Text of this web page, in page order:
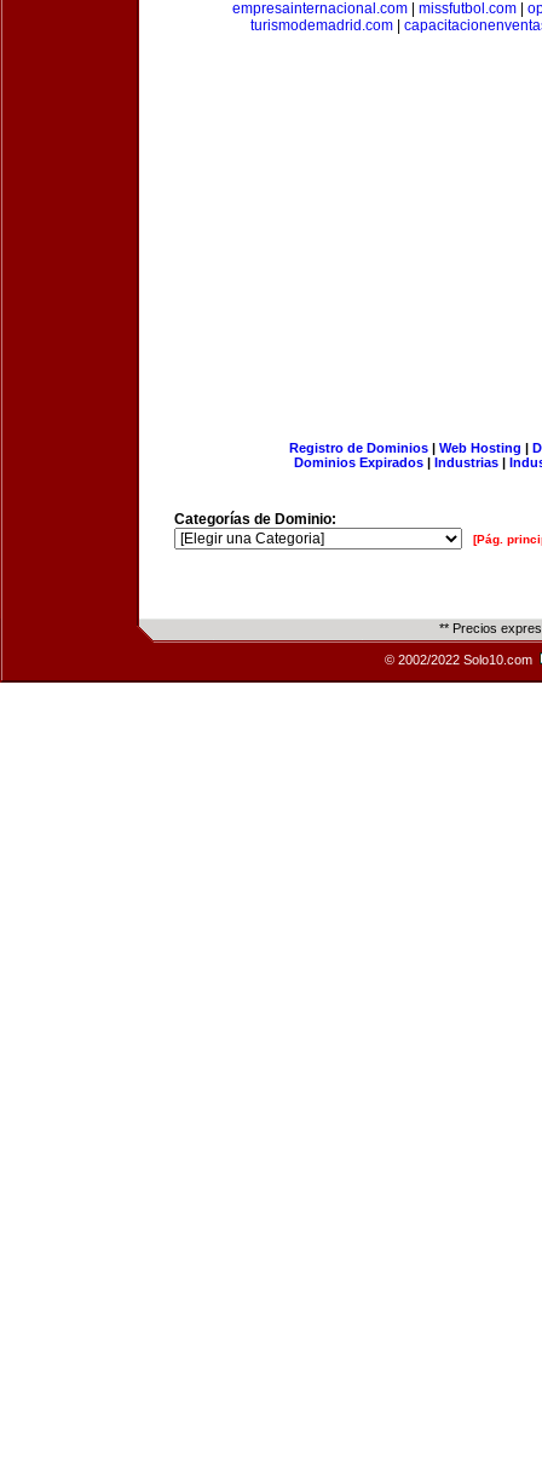
empresainternacional.com| missfutbol.com|
turismodemadrid.com|
Registro de Dominios| Web Hosting |
Dominios Expirados | Industrias |
Categorías de Dominio:
[Pág.
** Precios
© 2002/2022 Solo10.com